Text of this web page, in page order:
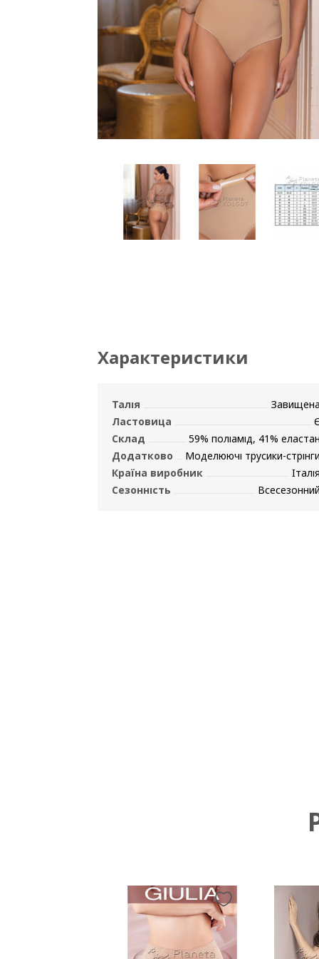
Характеристики
Талія
Завищена
Ластовица
Склад
59% поліамід, 41% еластан
Додатково
Моделюючі трусики-стрінги
Країна виробник
Італія
Сезонність
Всесезонний